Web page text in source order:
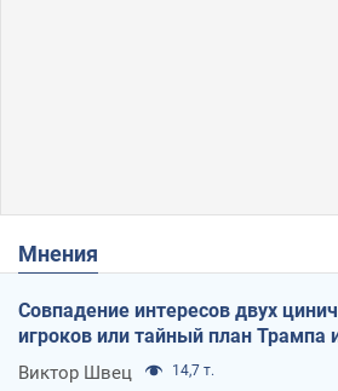
Мнения
Совпадение интересов двух
игроков или тайный план Трампа
Виктор Швец 14,7 т.